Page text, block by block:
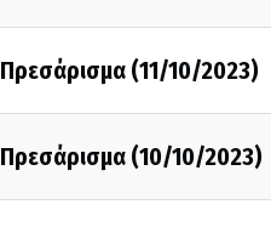
Πρεσάρισμα (11/10/2023)
Πρεσάρισμα (10/10/2023)